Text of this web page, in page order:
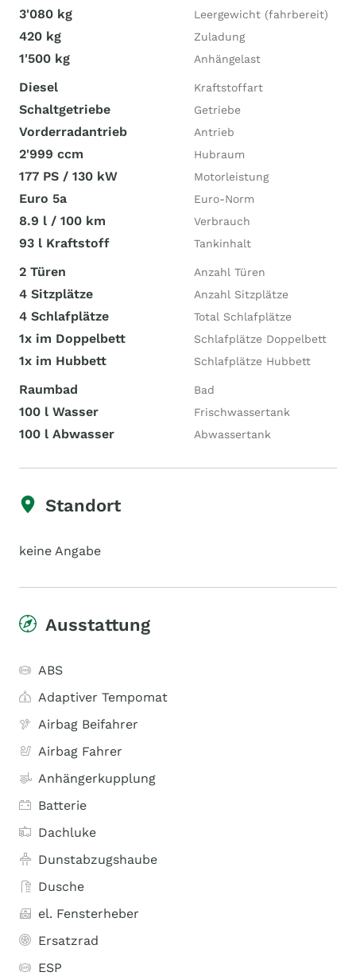
3'080 kg Leergewicht (fahrbereit)
420 kg Zuladung
1'500 kg Anhängelast
Diesel Kraftstoffart
Schaltgetriebe Getriebe
Vorderradantrieb Antrieb
2'999 ccm Hubraum
177 PS / 130 kW Motorleistung
Euro 5a Euro-Norm
8.9 l / 100 km Verbrauch
93 l Kraftstoff Tankinhalt
2 Türen Anzahl Türen
4 Sitzplätze Anzahl Sitzplätze
4 Schlafplätze Total Schlafplätze
1x im Doppelbett Schlafplätze Doppelbett
1x im Hubbett Schlafplätze Hubbett
Raumbad Bad
100 l Wasser Frischwassertank
100 l Abwasser Abwassertank
Standort
keine Angabe
Ausstattung
ABS
Adaptiver Tempomat
Airbag Beifahrer
Airbag Fahrer
Anhängerkupplung
Batterie
Dachluke
Dunstabzugshaube
Dusche
el. Fensterheber
Ersatzrad
ESP